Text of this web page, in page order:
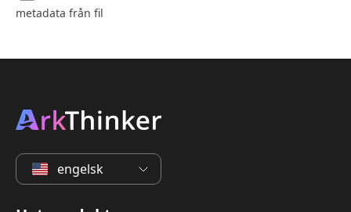
metadata från fil
engelsk